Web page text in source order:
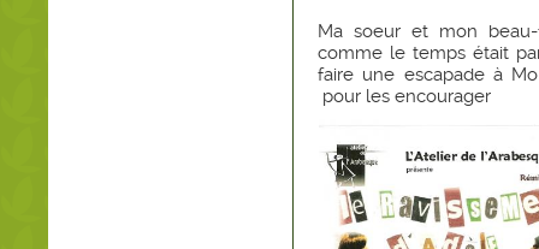
Ma soeur et mon
comme le temps était
faire une escapade à
pour les encourager